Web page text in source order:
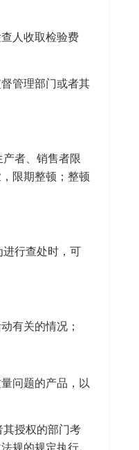
人收取检验费
管理部门或者其
者、销售者限
限期整顿；整顿
行查处时，可
有关的情况；
问题的产品，以
授权的部门考